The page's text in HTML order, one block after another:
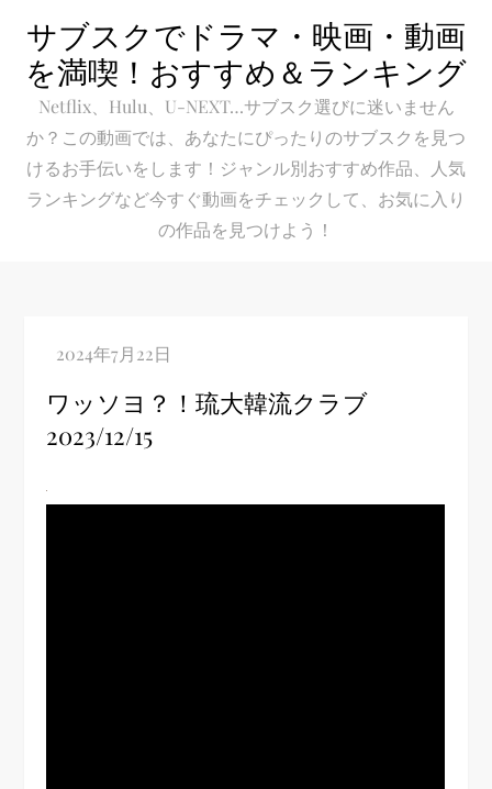
content
サブスクでドラマ・映画・動画
を満喫！おすすめ＆ランキング
Netflix、Hulu、U-NEXT…サブスク選びに迷いません
か？この動画では、あなたにぴったりのサブスクを見つ
けるお手伝いをします！ジャンル別おすすめ作品、人気
ランキングなど今すぐ動画をチェックして、お気に入り
の作品を見つけよう！
ワッソヨ？！琉大韓流クラブ
2023/12/15